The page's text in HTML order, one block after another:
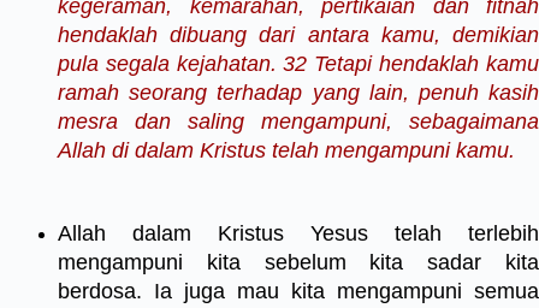
kegeraman, kemarahan, pertikaian dan fitnah
hendaklah dibuang dari antara kamu, demikian
pula segala kejahatan. 32 Tetapi hendaklah kamu
ramah seorang terhadap yang lain, penuh kasih
mesra dan saling mengampuni, sebagaimana
Allah di dalam Kristus telah mengampuni kamu.
Allah dalam Kristus Yesus telah terlebih
mengampuni kita sebelum kita sadar kita
berdosa. Ia juga mau kita mengampuni semua